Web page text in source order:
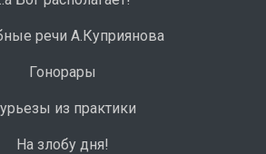
речи А.Куприянова
Гонорары
из практики
На злобу дня!